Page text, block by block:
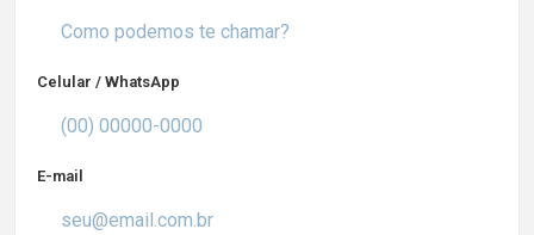
Celular / WhatsApp
E-mail